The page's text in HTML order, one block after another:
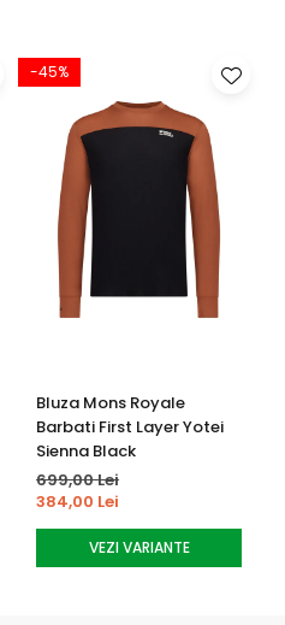
delicat
surse directe de caldura
inalte
-45%
Bluza Mons Royale
Barbati First Layer Yotei
Sienna Black
699,00 Lei
384,00 Lei
VEZI VARIANTE